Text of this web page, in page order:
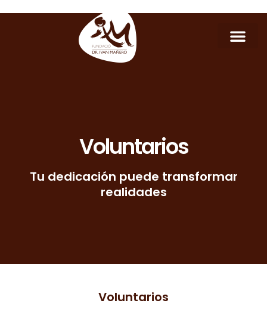
Voluntarios
Tu dedicación puede transformar
realidades
Voluntarios